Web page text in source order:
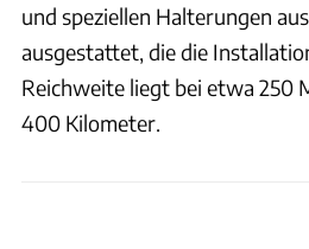
und speziellen Halterungen
ausgestattet, die die
Reichweite liegt bei etwa 250
400 Kilometer.